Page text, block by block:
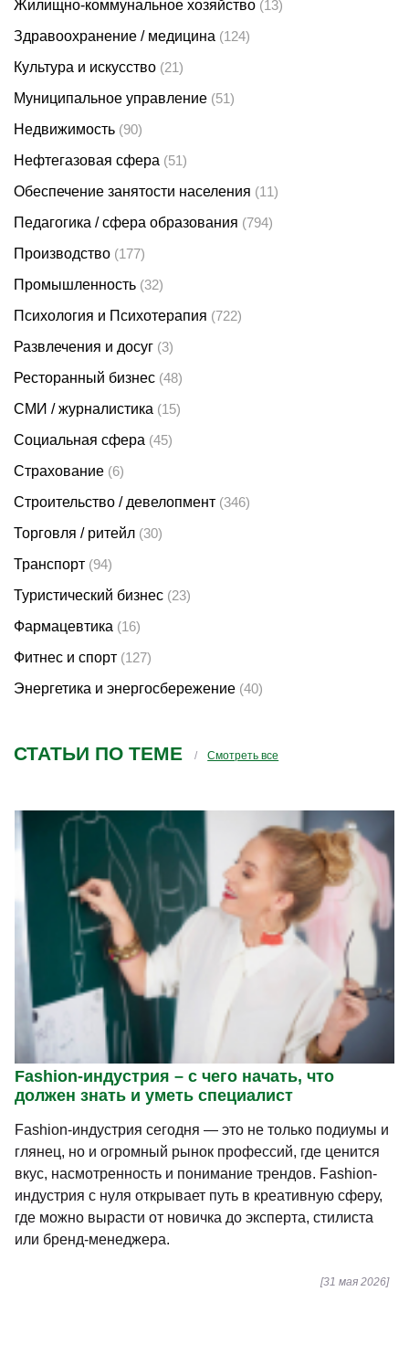
Жилищно-коммунальное хозяйство (13)
Здравоохранение / медицина (124)
Культура и искусство (21)
Муниципальное управление (51)
Недвижимость (90)
Нефтегазовая сфера (51)
Обеспечение занятости населения (11)
Педагогика / сфера образования (794)
Производство (177)
Промышленность (32)
Психология и Психотерапия (722)
Развлечения и досуг (3)
Ресторанный бизнес (48)
СМИ / журналистика (15)
Социальная сфера (45)
Страхование (6)
Строительство / девелопмент (346)
Торговля / ритейл (30)
Транспорт (94)
Туристический бизнес (23)
Фармацевтика (16)
Фитнес и спорт (127)
Энергетика и энергосбережение (40)
СТАТЬИ ПО ТЕМЕ Смотреть все
Fashion-индустрия – с чего начать, что
должен знать и уметь специалист
Fashion-индустрия сегодня — это не только подиумы и
глянец, но и огромный рынок профессий, где ценится
вкус, насмотренность и понимание трендов. Fashion-
индустрия с нуля открывает путь в креативную сферу,
где можно вырасти от новичка до эксперта, стилиста
или бренд-менеджера.
[31 мая 2026]